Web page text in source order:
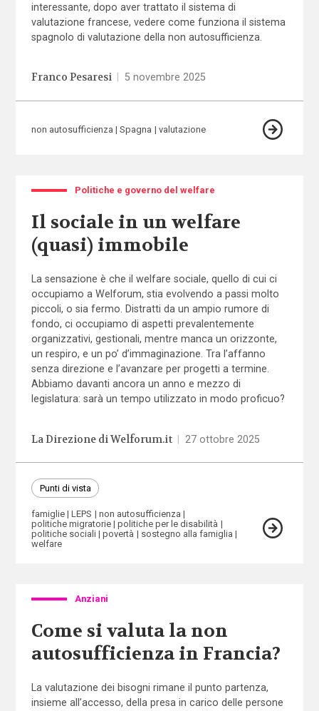
interessante, dopo aver trattato il sistema di
valutazione francese, vedere come funziona il sistema
spagnolo di valutazione della non autosufficienza.
Franco Pesaresi 5 novembre 2025
non autosufficienza Spagna valutazione
Politiche e governo del welfare
Il sociale in un welfare
(quasi) immobile
La sensazione è che il welfare sociale, quello di cui ci
occupiamo a Welforum, stia evolvendo a passi molto
piccoli, o sia fermo. Distratti da un ampio rumore di
fondo, ci occupiamo di aspetti prevalentemente
organizzativi, gestionali, mentre manca un orizzonte,
un respiro, e un po’ d’immaginazione. Tra l’affanno
senza direzione e l’avanzare per progetti a termine.
Abbiamo davanti ancora un anno e mezzo di
legislatura: sarà un tempo utilizzato in modo proficuo?
La Direzione di Welforum.it 27 ottobre 2025
Punti di vista
famiglie LEPS
non autosufficienza
politiche migratorie
politiche per le disabilità
politiche sociali
povertà
sostegno alla famiglia
welfare
Anziani
Come si valuta la non
autosufficienza in Francia?
La valutazione dei bisogni rimane il punto partenza,
insieme all’accesso, della presa in carico delle persone